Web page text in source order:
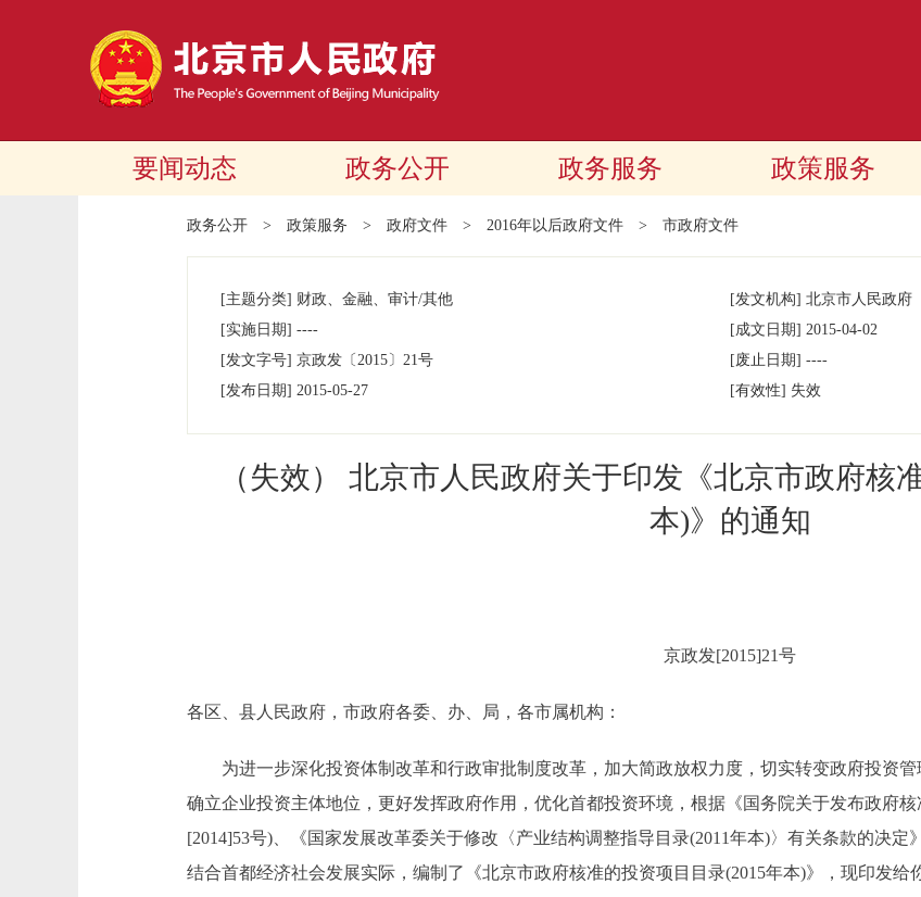
要闻动态 政务公开 政务服务 政策服务
政务公开 > 政策服务 > 政府文件 > 2016年以后政府文件 > 市政府文件
[主题分类] 财政、金融、审计/其他 [发文机构] 北京市人民政府
[实施日期] ---- [成文日期] 2015-04-02
[发文字号] 京政发 〔2015〕 21号 [废止日期] ----
[发布日期] 2015-05-27 [有效性] 失效
（失效） 北京市人民政府关于印发《北京市政府核
本)》的通知
京政发[2015]21号
各区、县人民政府，市政府各委、办、局，各市属机构：
为进一步深化投资体制改革和行政审批制度改革，加大简政放权力度，切实转变政府投资管
确立企业投资主体地位，更好发挥政府作用，优化首都投资环境，根据《国务院关于发布政府
[2014]53号)、《国家发展改革委关于修改〈产业结构调整指导目录(2011年本)〉有关条款的决
结合首都经济社会发展实际，编制了《北京市政府核准的投资项目目录(2015年本)》，现印发给